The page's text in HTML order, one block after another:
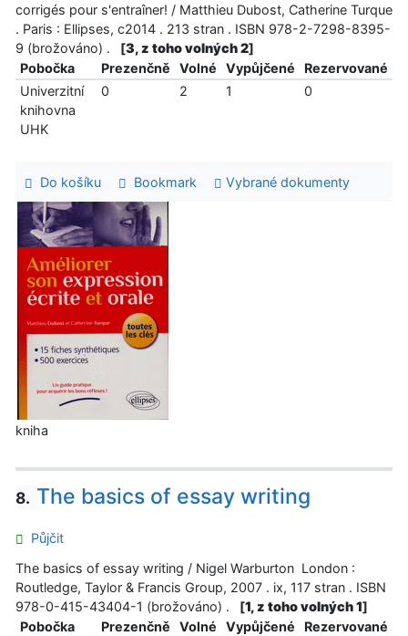
corrigés pour s'entraîner! / Matthieu Dubost, Catherine Turque
. Paris : Ellipses, c2014 . 213 stran . ISBN 978-2-7298-8395-
9 (brožováno) .
[3, z toho volných 2]
Pobočka
Prezenčně Volné Vypůjčené
Rezervované
Univerzitní
knihovna
UHK
0 2 1 0
Do košíku Bookmark Vybrané dokumenty
kniha
8. The basics of essay writing
Půjčit
The basics of essay writing / Nigel Warburton London :
Routledge, Taylor & Francis Group, 2007 . ix, 117 stran . ISBN
978-0-415-43404-1 (brožováno) .
[1, z toho volných 1]
Pobočka
Prezenčně Volné Vypůjčené
Rezervované